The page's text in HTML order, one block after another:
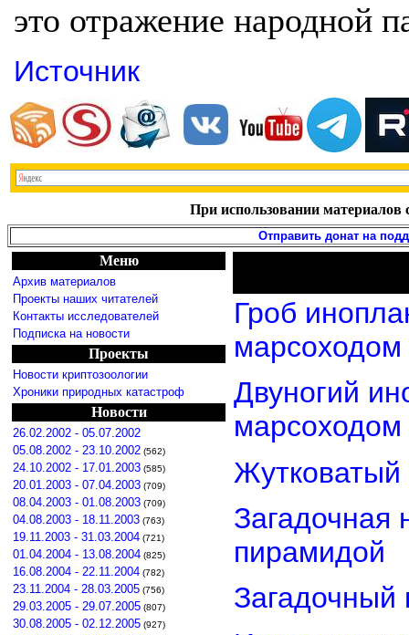
это отражение народной
Источник
При использовании материалов
Отправить донат на
Меню
Архив материалов
Проекты наших читателей
Контакты исследователей
Подписка на новости
Проекты
Новости криптозоологии
Хроники природных катастроф
Новости
26.02.2002 - 05.07.2002
05.08.2002 - 23.10.2002 (562)
24.10.2002 - 17.01.2003 (585)
20.01.2003 - 07.04.2003 (709)
08.04.2003 - 01.08.2003 (709)
04.08.2003 - 18.11.2003 (763)
19.11.2003 - 31.03.2004 (721)
01.04.2004 - 13.08.2004 (825)
16.08.2004 - 22.11.2004 (782)
23.11.2004 - 28.03.2005 (756)
29.03.2005 - 29.07.2005 (807)
30.08.2005 - 02.12.2005 (927)
Гроб
марсоходом
Двуногий
марсоходом
Загадочная
пирамидой